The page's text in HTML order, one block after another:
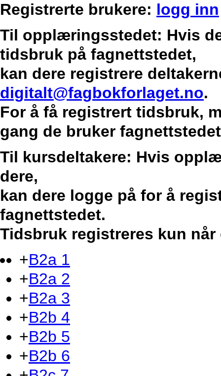
Registrerte brukere: logg inn
Til opplæringsstedet: Hvis
tidsbruk på fagnettstedet,
kan dere registrere
digitalt@fagbokforlaget.no.
For å få registrert tidsbruk,
gang de bruker
Til kursdeltakere: Hvis
dere,
kan dere logge på for å
fagnettstedet.
Tidsbruk registreres kun når
+B2a 1
+B2a 2
+B2a 3
+B2b 4
+B2b 5
+B2b 6